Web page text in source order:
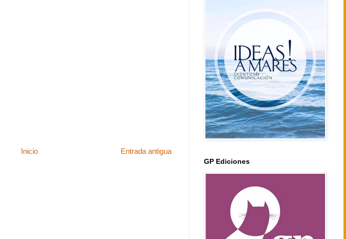
Entrada antigua
Inicio
GP Ediciones